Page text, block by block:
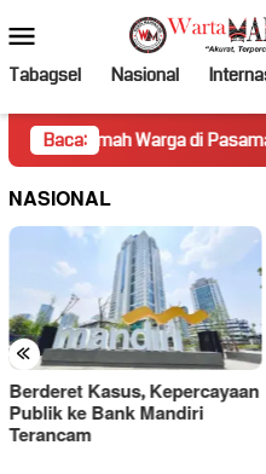
ke
kontenMobile
Tabagsel Nasional
Baca:
Warga di Pasaman Tanpa
NASIONAL
«
Sinergi PT Palma Pertiwi
Makmur, JARSANAS dan
Kemendes Wujudkan